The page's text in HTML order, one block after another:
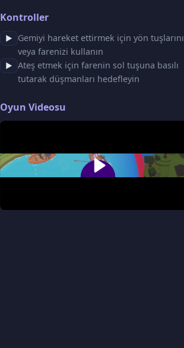
Kontroller
▶
Gemiyi hareket ettirmek için yön tuşlarını
veya farenizi kullanın
▶ Ateş etmek için farenin sol tuşuna basılı
tutarak düşmanları hedefleyin
Oyun Videosu